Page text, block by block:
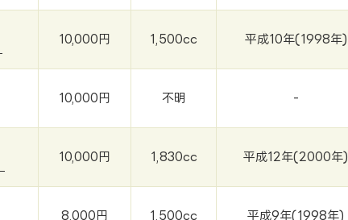
10,000円 1,500cc 平成10年(1998年)
10,000円 不明 -
10,000円 1,830cc 平成12年(2000年)
8,000円 1,500cc 平成9年(1998年)